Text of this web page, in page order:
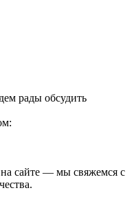
рады обсудить
сайте — мы свяжемся с